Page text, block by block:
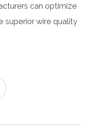
can optimize
superior wire quality